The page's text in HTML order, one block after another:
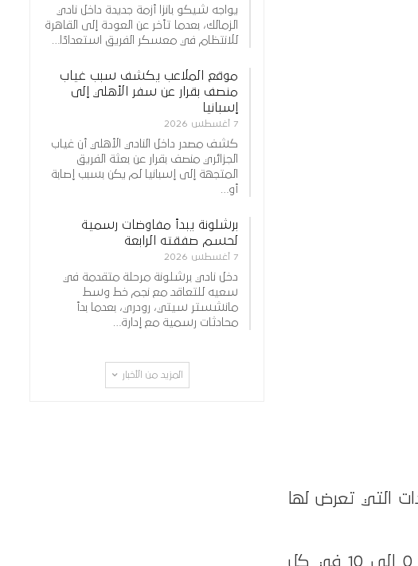
التي تعرض لها
ويعتمد نظام تقييم فيفا الجديد على منح كل لاعب درجة من 0 إلى 10 في كل
يواجه شيكو بانزا أزمة جديدة داخل نادي
الزمالك، بعدما تأخر عن العودة إلى القاهرة
للانتظام في معسكر الفريق استعدادًا…
موقع الملاعب يكشف سبب غياب
منصف بقرار عن سفر الأهلي إلى
إسبانيا
7 أغسطس 2026
كشف مصدر داخل النادي الأهلي أن غياب
الجزائري منصف بقرار عن بعثة الفريق
المتجهة إلى إسبانيا لم يكن بسبب إصابة
أو…
برشلونة يبدأ مفاوضات رسمية
لحسم صفقته الرابعة
7 أغسطس 2026
دخل نادي برشلونة مرحلة متقدمة في
سعيه للتعاقد مع نجم خط وسط
مانشستر سيتي، رودري، بعدما بدأ
محادثات رسمية مع إدارة…
المزيد من الأخبار